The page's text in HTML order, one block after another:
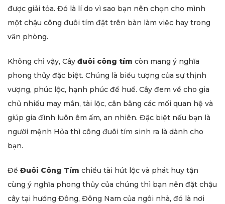
được giải tỏa. Đó là lí do vì sao bạn nên chọn cho mình
một chậu công đuôi tím đặt trên bàn làm việc hay trong
văn phòng.
Không chỉ vậy, Cây đuôi công tím còn mang ý nghĩa
phong thủy đặc biệt. Chúng là biểu tượng của sự thịnh
vượng, phúc lộc, hạnh phúc đề huề. Cây đem về cho gia
chủ nhiều may mắn, tài lộc, cân bằng các mối quan hệ và
giúp gia đình luôn êm ấm, an nhiên. Đặc biệt nếu bạn là
người mệnh Hỏa thì công đuôi tím sinh ra là dành cho
bạn.
Để Đuôi Công Tím chiều tài hút lộc và phát huy tận
cùng ý nghĩa phong thủy của chúng thì bạn nên đặt chậu
cây tại hướng Đông, Đông Nam của ngôi nhà, đó là nơi